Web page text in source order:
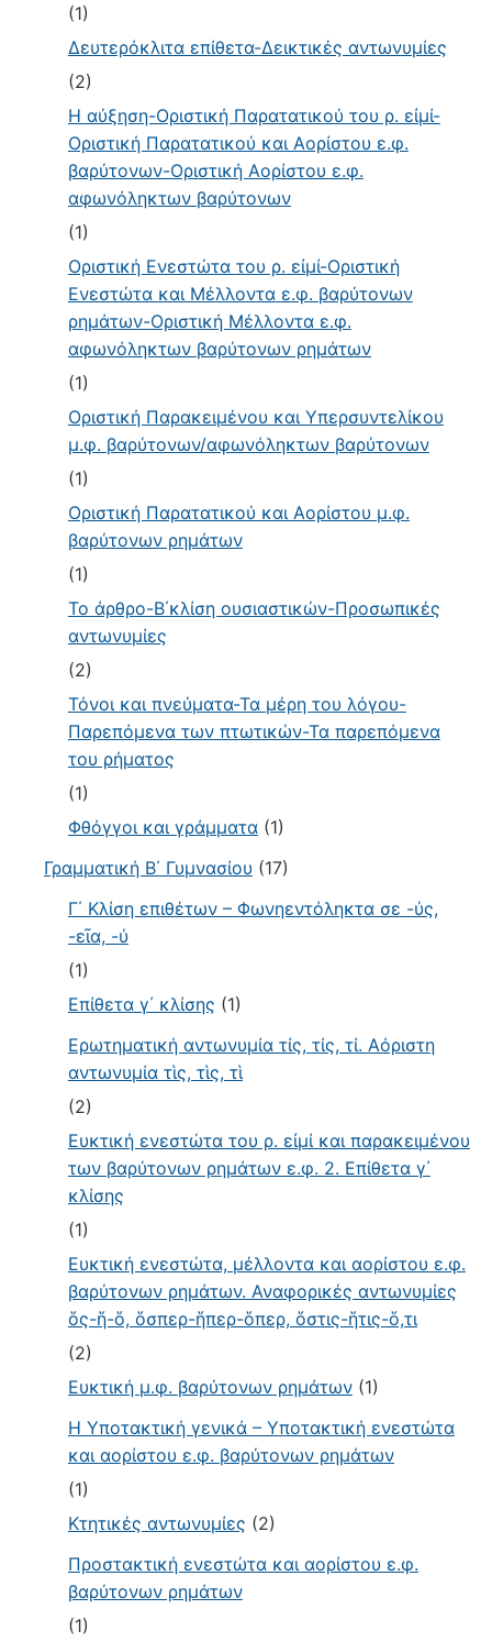
(1)
Δευτερόκλιτα επίθετα-Δεικτικές αντωνυμίες
(2)
Η αύξηση-Οριστική Παρατατικού του ρ. εἰμί-
Οριστική Παρατατικού και Αορίστου ε.φ.
βαρύτονων-Οριστική Αορίστου ε.φ.
αφωνόληκτων βαρύτονων
(1)
Οριστική Ενεστώτα του ρ. εἰμί-Οριστική
Ενεστώτα και Μέλλοντα ε.φ. βαρύτονων
ρημάτων-Οριστική Μέλλοντα ε.φ.
αφωνόληκτων βαρύτονων ρημάτων
(1)
Οριστική Παρακειμένου και Υπερσυντελίκου
μ.φ. βαρύτονων/αφωνόληκτων βαρύτονων
(1)
Οριστική Παρατατικού και Αορίστου μ.φ.
βαρύτονων ρημάτων
(1)
Το άρθρο-Β΄κλίση ουσιαστικών-Προσωπικές
αντωνυμίες
(2)
Τόνοι και πνεύματα-Τα μέρη του λόγου-
Παρεπόμενα των πτωτικών-Τα παρεπόμενα
του ρήματος
(1)
Φθόγγοι και γράμματα(1)
Γραμματική Β΄ Γυμνασίου (17)
Γ΄ Κλίση επιθέτων – Φωνηεντόληκτα σε -ύς,
-εῖα, -ύ
(1)
Επίθετα γ΄ κλίσης (1)
Ερωτηματική αντωνυμία τίς, τίς, τί. Αόριστη
αντωνυμία τὶς, τὶς, τὶ
(2)
Ευκτική ενεστώτα του ρ. εἰμί και παρακειμένου
των βαρύτονων ρημάτων ε.φ. 2. Επίθετα γ΄
κλίσης
(1)
Ευκτική ενεστώτα, μέλλοντα και αορίστου ε.φ.
βαρύτονων ρημάτων. Αναφορικές αντωνυμίες
ὅς-ἥ-ὅ, ὅσπερ-ἥπερ-ὅπερ, ὅστις-ἥτις-ὅ,τι
(2)
Ευκτική μ.φ. βαρύτονων ρημάτων(1)
Η Υποτακτική γενικά – Υποτακτική ενεστώτα
και αορίστου ε.φ. βαρύτονων ρημάτων
(1)
Κτητικές αντωνυμίες (2)
Προστακτική ενεστώτα και αορίστου ε.φ.
βαρύτονων ρημάτων
(1)